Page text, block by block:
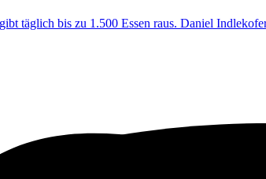
täglich bis zu 1.500 Essen raus. Daniel